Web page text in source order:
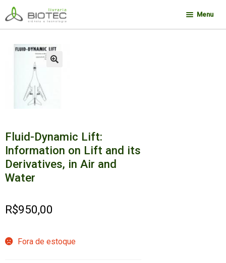
Pular
para
navegação
Pular
para
o
conteúdo
Menu
Fluid-Dynamic Lift:
Information on Lift and its
Derivatives, in Air and
Water
R$950,00
Fora de estoque